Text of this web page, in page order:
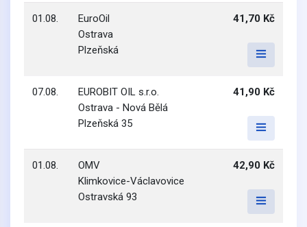
01.08.
EuroOil
Ostrava
Plzeňská
41,70 Kč
07.08.
EUROBIT OIL s.r.o.
Ostrava - Nová Bělá
Plzeňská 35
41,90 Kč
01.08.
OMV
Klimkovice-Václavovice
Ostravská 93
42,90 Kč